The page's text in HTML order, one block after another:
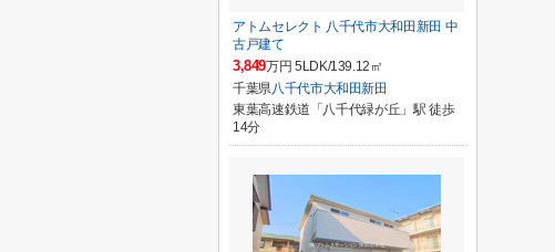
アトムセレクト 八千代市大和田新田 中
古戸建て
3,849万円 5LDK/139.12㎡
千葉県八千代市大和田新田
東葉高速鉄道「八千代緑が丘」駅 徒歩
14分